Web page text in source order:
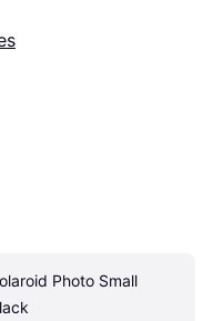
Photo Small